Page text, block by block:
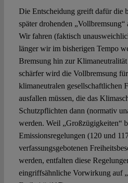
Die Entscheidung greift dafür die
später drohenden
Wir fahren (faktisch
länger wir im bisherigen Tempo
Bremsung hin zur
schärfer wird die Vollbremsung
klimaneutralen gesellschaftlichen
ausfallen müssen, die das
Schutzpflichten dann (normativ
werden. Weil „Großzügigkeiten“
Emissionsregelungen (120 und
verfassungsgebotenen
werden, entfalten diese
eingriffsähnliche Vorwirkung auf